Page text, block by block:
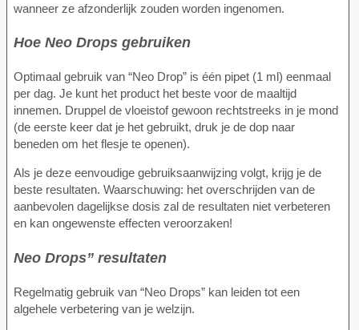
wanneer ze afzonderlijk zouden worden ingenomen.
Hoe Neo Drops gebruiken
Optimaal gebruik van “Neo Drop” is één pipet (1 ml) eenmaal
per dag. Je kunt het product het beste voor de maaltijd
innemen. Druppel de vloeistof gewoon rechtstreeks in je mond
(de eerste keer dat je het gebruikt, druk je de dop naar
beneden om het flesje te openen).
Als je deze eenvoudige gebruiksaanwijzing volgt, krijg je de
beste resultaten. Waarschuwing: het overschrijden van de
aanbevolen dagelijkse dosis zal de resultaten niet verbeteren
en kan ongewenste effecten veroorzaken!
Neo Drops” resultaten
Regelmatig gebruik van “Neo Drops” kan leiden tot een
algehele verbetering van je welzijn.